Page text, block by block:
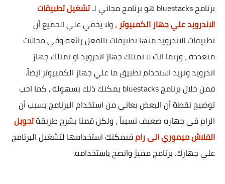
برنامج bluestacks هو برنامج مجاني لـ
تشغيل تطبيقات
الاندرويد علي جهاز الكمبيوتر، ولا يخفي علي الجميع أن
تطبيقات الاندرويد منها تطبيقات بالفعل رائعة وفي مجالات
متعددة ، وربما انت لا تمتلك جهاز اندرويد او تمتلك جهاز
اندرويد وتريد استخدام تطبيق ما علي جهاز الكمبيوتر ايضاً.
فمن خلال برنامج bluestacks يمكنك ذلك بسهولة ، كما احب
توضيح نقطة أن البعض يعاني من استخدام البرنامج بسبب أن
الرام في جهازه ضعيف نسبياً ، ولكن قمنا بشرح طريقةتحويل
الفلاش ميموري الى رامفيمكنك استخدامها لتشغيل البرنامج
علي جهازك. برنامج مميز وانصح باستخدامه.